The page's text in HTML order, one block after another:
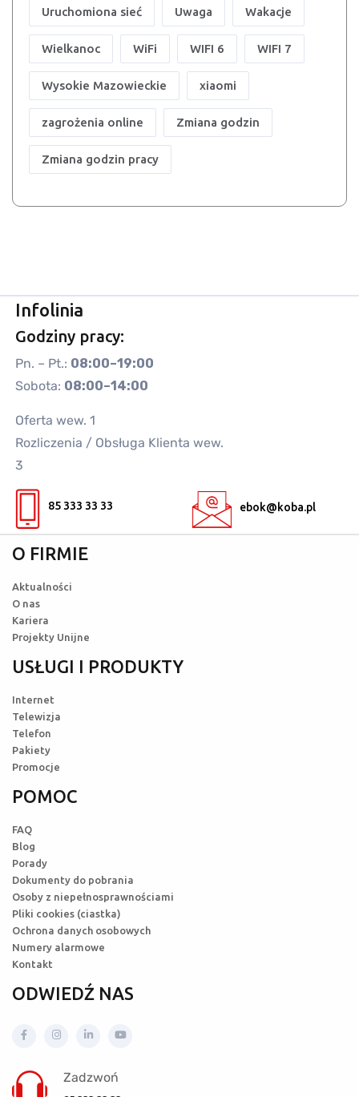
Uruchomiona sieć Uwaga Wakacje
Wielkanoc WiFi WIFI 6 WIFI 7
Wysokie Mazowieckie xiaomi
zagrożenia online Zmiana godzin
Zmiana godzin pracy
Infolinia
Godziny pracy:
Pn. – Pt.: 08:00–19:00
Sobota: 08:00–14:00
Oferta wew. 1
Rozliczenia / Obsługa Klienta wew.
3
85 333 33 33 ebok@koba.pl
O FIRMIE
Aktualności
O nas
Kariera
Projekty Unijne
USŁUGI I PRODUKTY
Internet
Telewizja
Telefon
Pakiety
Promocje
POMOC
FAQ
Blog
Porady
Dokumenty do pobrania
Osoby z niepełnosprawnościami
Pliki cookies (ciastka)
Ochrona danych osobowych
Numery alarmowe
Kontakt
ODWIEDŹ NAS
Zadzwoń